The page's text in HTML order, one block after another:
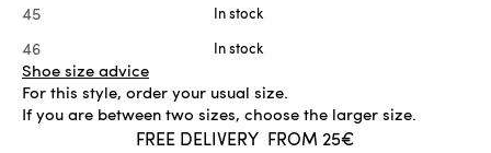
45 In stock
46 In stock
Shoe size advice
For this style, order your usual size.
If you are between two sizes, choose the larger size.
IN STOCK
FREE DELIVERY FROM 25€